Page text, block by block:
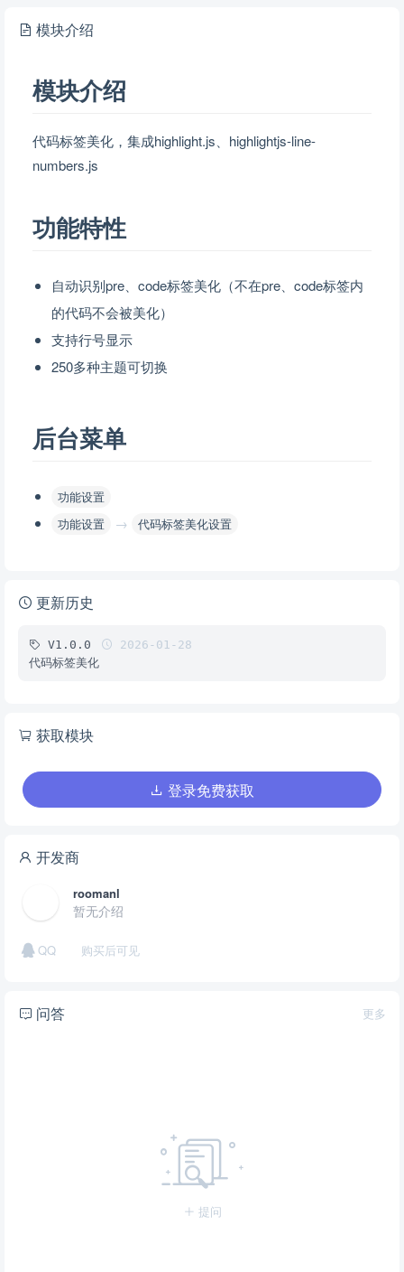
模块介绍
模块介绍
代码标签美化，集成highlight.js、highlightjs-line-
numbers.js
功能特性
自动识别pre、code标签美化（不在pre、code标签内
的代码不会被美化）
支持行号显示
250多种主题可切换
后台菜单
功能设置
功能设置
→ 代码标签美化设置
更新历史
V1.0.0 2026-01-28
代码标签美化
获取模块
登录免费获取
开发商
roomanl
暂无介绍
QQ 购买后可见
更多
问答
提问